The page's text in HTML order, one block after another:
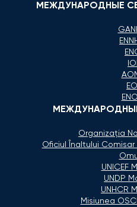
МЕЖДУНАРОДНЫЕ
IOI
EOI
Organizaţia
Oficiul Înaltului
UNICEF
UNDP
UNHCR
Misiunea